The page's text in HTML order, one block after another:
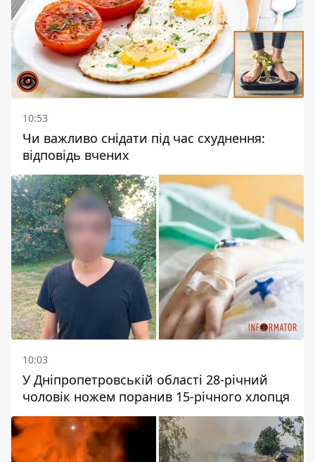
10:53
Чи важливо снідати під час схуднення:
відповідь вчених
10:03
У Дніпропетровській області 28-річний
чоловік ножем поранив 15-річного хлопця